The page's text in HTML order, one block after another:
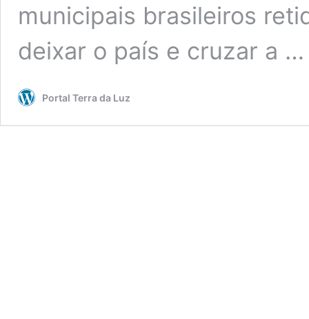
municipais brasileiros
deixar o país e cruzar a
Portal Terra da Luz